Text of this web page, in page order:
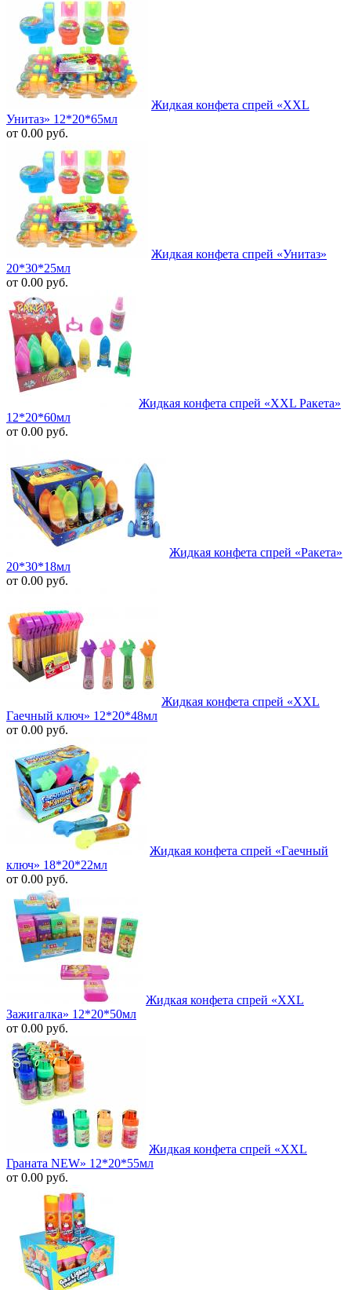
Жидкая конфета спрей «XXL
Унитаз» 12*20*65мл
от 0.00 руб.
Жидкая конфета спрей «Унитаз»
20*30*25мл
от 0.00 руб.
Жидкая конфета спрей «XXL Ракета»
12*20*60мл
от 0.00 руб.
Жидкая конфета спрей «Ракета»
20*30*18мл
от 0.00 руб.
Жидкая конфета спрей «XXL
Гаечный ключ» 12*20*48мл
от 0.00 руб.
Жидкая конфета спрей «Гаечный
ключ» 18*20*22мл
от 0.00 руб.
Жидкая конфета спрей «XXL
Зажигалка» 12*20*50мл
от 0.00 руб.
Жидкая конфета спрей «XXL
Граната NEW» 12*20*55мл
от 0.00 руб.